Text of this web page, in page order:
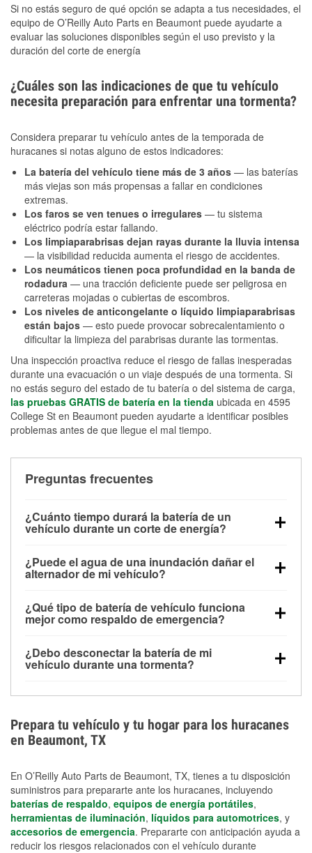
Si no estás seguro de qué opción se adapta a tus necesidades, el
equipo de O’Reilly Auto Parts en Beaumont puede ayudarte a
evaluar las soluciones disponibles según el uso previsto y la
duración del corte de energía
¿Cuáles son las indicaciones de que tu vehículo
necesita preparación para enfrentar una tormenta?
Considera preparar tu vehículo antes de la temporada de
huracanes si notas alguno de estos indicadores:
La batería del vehículo tiene más de 3 años — las baterías
más viejas son más propensas a fallar en condiciones
extremas.
Los faros se ven tenues o irregulares — tu sistema
eléctrico podría estar fallando.
Los limpiaparabrisas dejan rayas durante la lluvia intensa
— la visibilidad reducida aumenta el riesgo de accidentes.
Los neumáticos tienen poca profundidad en la banda de
rodadura — una tracción deficiente puede ser peligrosa en
carreteras mojadas o cubiertas de escombros.
Los niveles de anticongelante o líquido limpiaparabrisas
están bajos — esto puede provocar sobrecalentamiento o
dificultar la limpieza del parabrisas durante las tormentas.
Una inspección proactiva reduce el riesgo de fallas inesperadas
durante una evacuación o un viaje después de una tormenta. Si
no estás seguro del estado de tu batería o del sistema de carga,
las pruebas GRATIS de batería en la tienda ubicada en 4595
College St en Beaumont pueden ayudarte a identificar posibles
problemas antes de que llegue el mal tiempo.
Preguntas frecuentes
¿Cuánto tiempo durará la batería de un
vehículo durante un corte de energía?
alimentar pequeños accesorios durante un tiempo
limitado, pero el uso repetido sin conducir el vehículo
contar con un equipo de carga de respaldo para
cortes prolongados.
¿Puede el agua de una inundación dañar el
alternador de mi vehículo?
parte baja del compartimento del motor y pueden
dañarse si se sumergen, lo que puede provocar una
días después de la exposición.
¿Qué tipo de batería de vehículo funciona
mejor como respaldo de emergencia?
para aplicaciones de ciclo profundo porque son
selladas, resistentes a las vibraciones y más
¿Debo desconectar la batería de mi
vehículo durante una tormenta?
los daños por inundación. Evitar el agua estancada y
preparar opciones de carga de respaldo son
medidas de protección más efectivas.
Prepara tu vehículo y tu hogar para los huracanes
en Beaumont, TX
En O’Reilly Auto Parts de Beaumont, TX, tienes a tu disposición
suministros para prepararte ante los huracanes, incluyendo
baterías de respaldo, equipos de energía portátiles,
herramientas de iluminación, líquidos para automotrices, y
accesorios de emergencia. Prepararte con anticipación ayuda a
reducir los riesgos relacionados con el vehículo durante